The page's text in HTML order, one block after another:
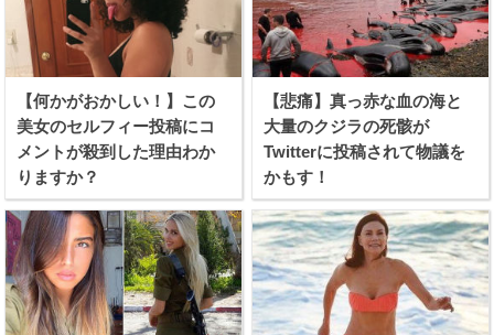
【何かがおかしい！】この
美女のセルフィー投稿にコ
メントが殺到した理由わか
りますか？
【悲痛】真っ赤な血の海と
大量のクジラの死骸が
Twitterに投稿されて物議を
かもす！